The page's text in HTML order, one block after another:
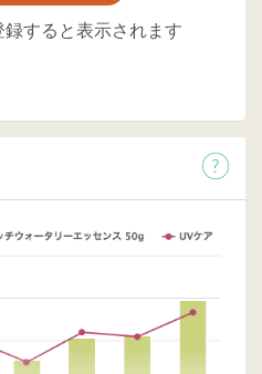
すると表示されます